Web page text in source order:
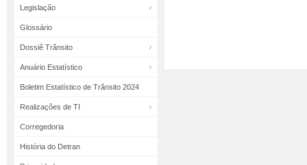
Legislação
Glossário
Dossiê Trânsito
Anuário Estatístico
Boletim Estatístico de Trânsito 2024
Realizações de TI
Corregedoria
História do Detran